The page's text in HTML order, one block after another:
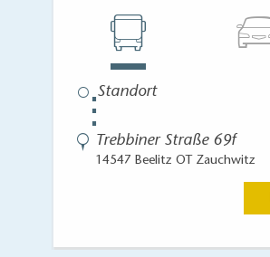
⋮
Trebbiner Straße 69f
14547 Beelitz OT Zauchwitz